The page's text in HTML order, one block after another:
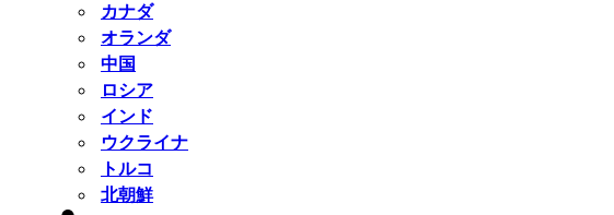
カナダ
オランダ
中国
ロシア
インド
ウクライナ
トルコ
北朝鮮